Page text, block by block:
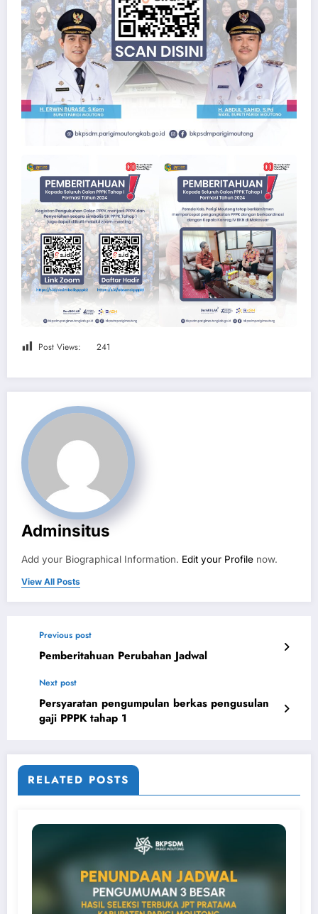
Post Views: 241
Adminsitus
Add your Biographical Information. Edit your Profile now.
View All Posts
Previous post
Pemberitahuan Perubahan Jadwal
Next post
Persyaratan pengumpulan berkas pengusulan
gaji PPPK tahap 1
RELATED POSTS